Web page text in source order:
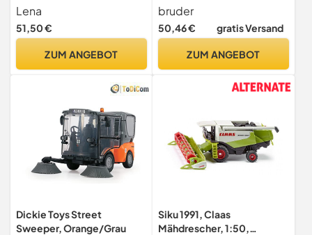
Anhänger, Traktorspielzeug
5-teilig, Traktor mit
Schaufel, Schiebdach in
Lena
51,50 €
ZUM ANGEBOT
Mähwerk - 1:16 Ernte-
Maschine Traktor-
Anhänger Bauernhof
bruder
50,46 € gratis Versand
ZUM ANGEBOT
Dickie Toys Street
Sweeper, Orange/Grau
Siku 1991, Claas
Mähdrescher, 1:50,